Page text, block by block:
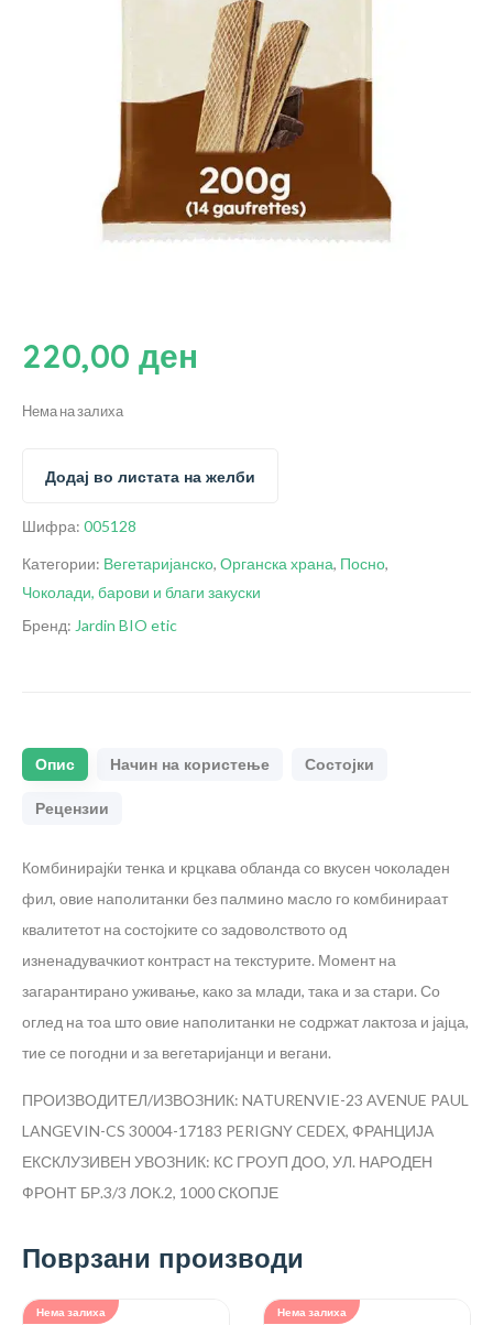
220,00 ден
Нема на залиха
Додај во листата на желби
Шифра: 005128
Категории: Вегетаријанско, Органска храна, Посно,
Чоколади, барови и благи закуски
Бренд: Jardin BIO etic
Опис Начин на користење Состојки
Рецензии
Комбинирајќи тенка и крцкава обланда со вкусен чоколаден
фил, овие наполитанки без палмино масло го комбинираат
квалитетот на состојките со задоволството од
изненадувачкиот контраст на текстурите. Момент на
загарантирано уживање, како за млади, така и за стари. Со
оглед на тоа што овие наполитанки не содржат лактоза и јајца,
тие се погодни и за вегетаријанци и вегани.
ПРОИЗВОДИТЕЛ/ИЗВОЗНИК: NATURENVIE-23 AVENUE PAUL
LANGEVIN-CS 30004-17183 PERIGNY CEDEX, ФРАНЦИЈА
ЕКСКЛУЗИВЕН УВОЗНИК: КС ГРОУП ДОО, УЛ. НАРОДЕН
ФРОНТ БР.3/3 ЛОК.2, 1000 СКОПЈЕ
Поврзани производи
Нема залиха Нема залиха